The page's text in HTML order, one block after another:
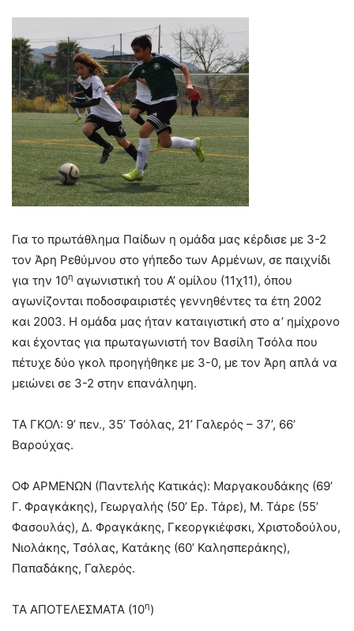
Για το πρωτάθλημα Παίδων η ομάδα μας κέρδισε με 3-2
τον Άρη Ρεθύμνου στο γήπεδο των Αρμένων, σε παιχνίδι
για την 10η αγωνιστική του Α’ ομίλου (11χ11), όπου
αγωνίζονται ποδοσφαιριστές γεννηθέντες τα έτη 2002
και 2003. Η ομάδα μας ήταν καταιγιστική στο α’ ημίχρονο
και έχοντας για πρωταγωνιστή τον Βασίλη Τσόλα που
πέτυχε δύο γκολ προηγήθηκε με 3-0, με τον Άρη απλά να
μειώνει σε 3-2 στην επανάληψη.
ΤΑ ΓΚΟΛ: 9’ πεν., 35’ Τσόλας, 21’ Γαλερός – 37’, 66’
Βαρούχας.
ΟΦ ΑΡΜΕΝΩΝ (Παντελής Κατικάς): Μαργακουδάκης (69’
Γ. Φραγκάκης), Γεωργαλής (50’ Ερ. Τάρε), Μ. Τάρε (55’
Φασουλάς), Δ. Φραγκάκης, Γκεοργκιέφσκι, Χριστοδούλου,
Νιολάκης, Τσόλας, Κατάκης (60’ Καλησπεράκης),
Παπαδάκης, Γαλερός.
ΤΑ ΑΠΟΤΕΛΕΣΜΑΤΑ (10η)